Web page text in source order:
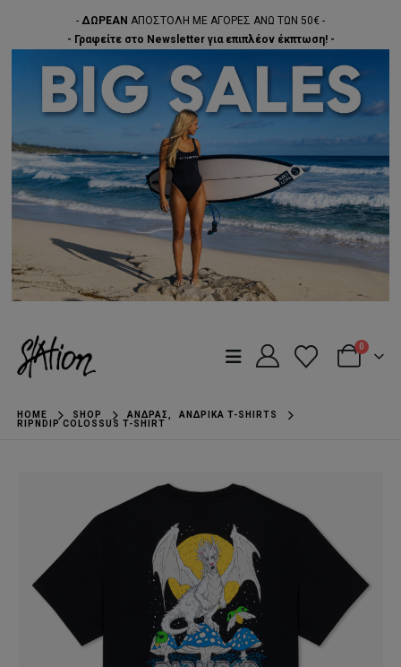
- ΔΩΡΕΑΝ ΑΠΟΣΤΟΛΗ ΜΕ ΑΓΟΡΕΣ ΑΝΩ ΤΩΝ 50€ -
- Γραφείτε στο Newsletter για επιπλέον έκπτωση! -
0
HOME SHOP ΆΝΔΡΑΣ,
ΑΝΔΡΙΚΆ T-SHIRTS
RIPNDIP COLOSSUS T-SHIRT